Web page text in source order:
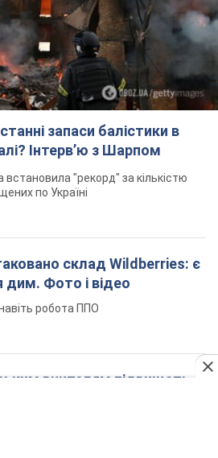
запаси балістики в
Інтерв’ю з Шарпом
встановила "рекорд" за кількістю
по Україні
склад Wildberries: є
дим. Фото і відео
робота ППО
вчителям підвищать